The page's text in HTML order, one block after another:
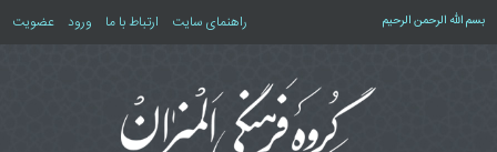
بسم الله الرحمن الرحیم راهنمای سایت ارتباط با ما ورود عضویت